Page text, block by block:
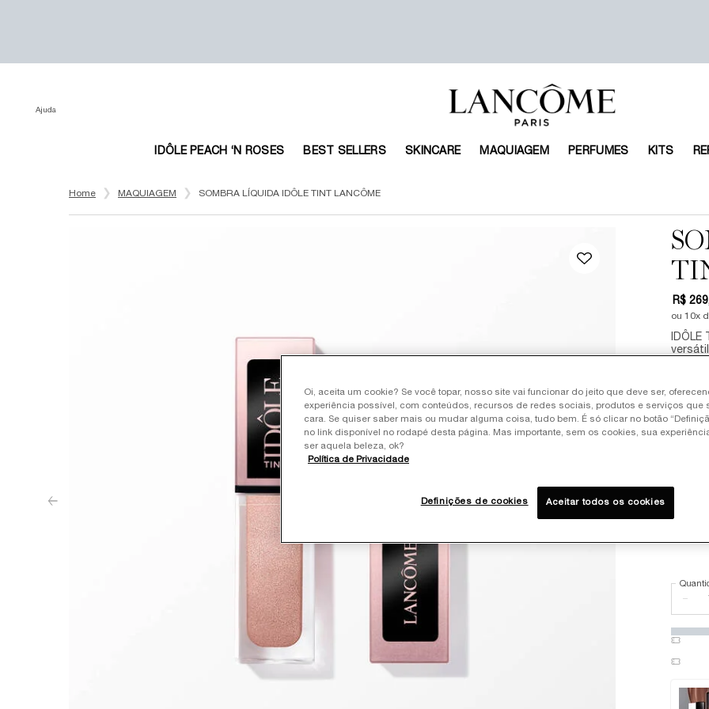
Ajuda
IDÔLE PEACH ‘N ROSES BEST SELLERS SKINCARE MAQUIAGEM PERFUMES KITS
Home
MAQUIAGEM SOMBRA LÍQUIDA IDÔLE TINT LANCÔME
R$
ou 10x
Select a
−
Oi, aceita um cookie? Se você topar, nosso site vai funcionar do jeito que deve ser,
experiência possível, com conteúdos, recursos de redes sociais, produtos e serviços que
cara. Se quiser saber mais ou mudar alguma coisa, tudo bem. É só clicar no botão
no link disponível no rodapé desta página. Mas importante, sem os cookies, sua
ser aquela beleza, ok?
Política de Privacidade
Definições de cookies Aceitar todos os cookies